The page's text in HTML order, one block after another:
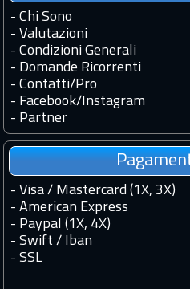
- Chi Sono
- Valutazioni
- Condizioni Generali
- Domande Ricorrenti
- Contatti/Pro
- Facebook/Instagram
- Partner
- Visa / Mastercard (1X, 3X)
- American Express
- Paypal (1X, 4X)
- Swift / Iban
- SSL